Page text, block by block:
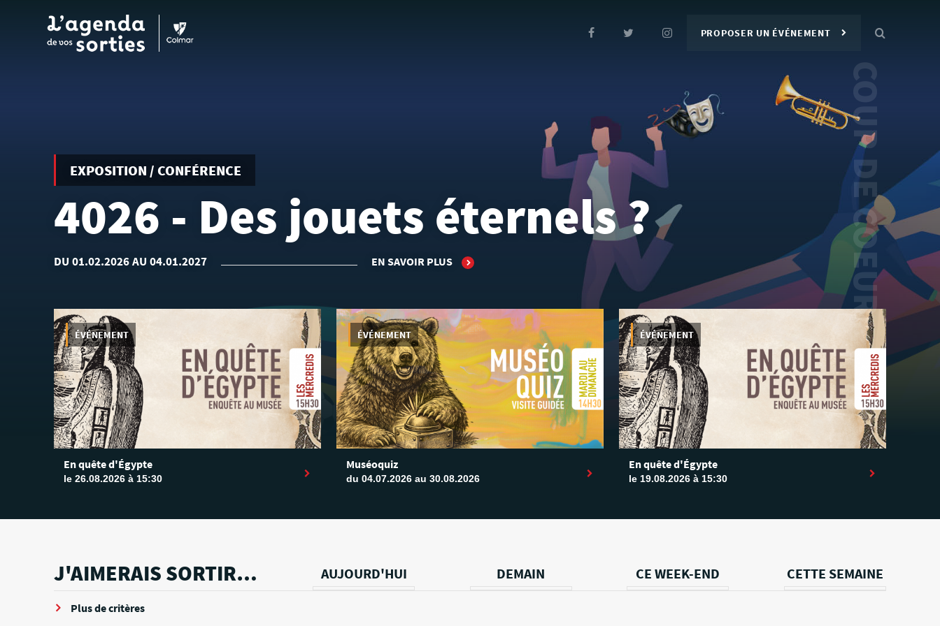
PROPOSER UN ÉVÉNEMENT
EXPOSITION / CONFÉRENCE
4026 - Des jouets éternels ?
DU 01.02.2026 AU 04.01.2027 EN SAVOIR PLUS
ÉVÉNEMENT
En quête d'Égypte
le 26.08.2026 à 15:30
ÉVÉNEMENT
Muséoquiz
du 04.07.2026 au 30.08.2026
ÉVÉNEMENT
En quête d'Égypte
le 19.08.2026 à 15:30
J'AIMERAIS SORTIR… AUJOURD'HUI DEMAIN CE WEEK-END CETTE SEMAINE
Plus de critères